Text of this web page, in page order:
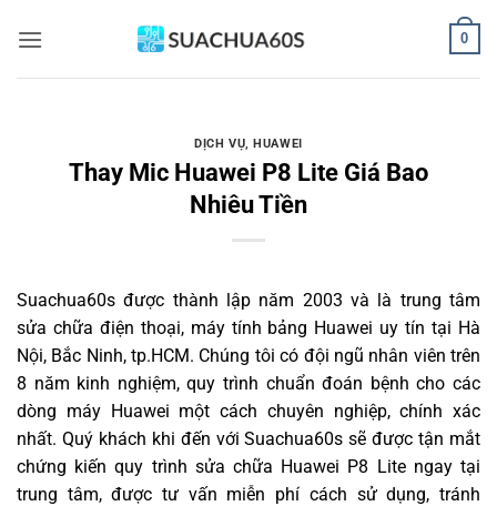
qua
0
DỊCH VỤ,HUAWEI
Thay Mic Huawei P8 Lite Giá Bao
Nhiêu Tiền
Suachua60s được thành lập năm 2003 và là trung tâm
sửa chữa điện thoại, máy tính bảng Huawei uy tín tại Hà
Nội, Bắc Ninh, tp.HCM. Chúng tôi có đội ngũ nhân viên trên
8 năm kinh nghiệm, quy trình chuẩn đoán bệnh cho các
dòng máy Huawei một cách chuyên nghiệp, chính xác
nhất. Quý khách khi đến với Suachua60s sẽ được tận mắt
chứng kiến quy trình sửa chữa Huawei P8 Lite ngay tại
trung tâm, được tư vấn miễn phí cách sử dụng, tránh